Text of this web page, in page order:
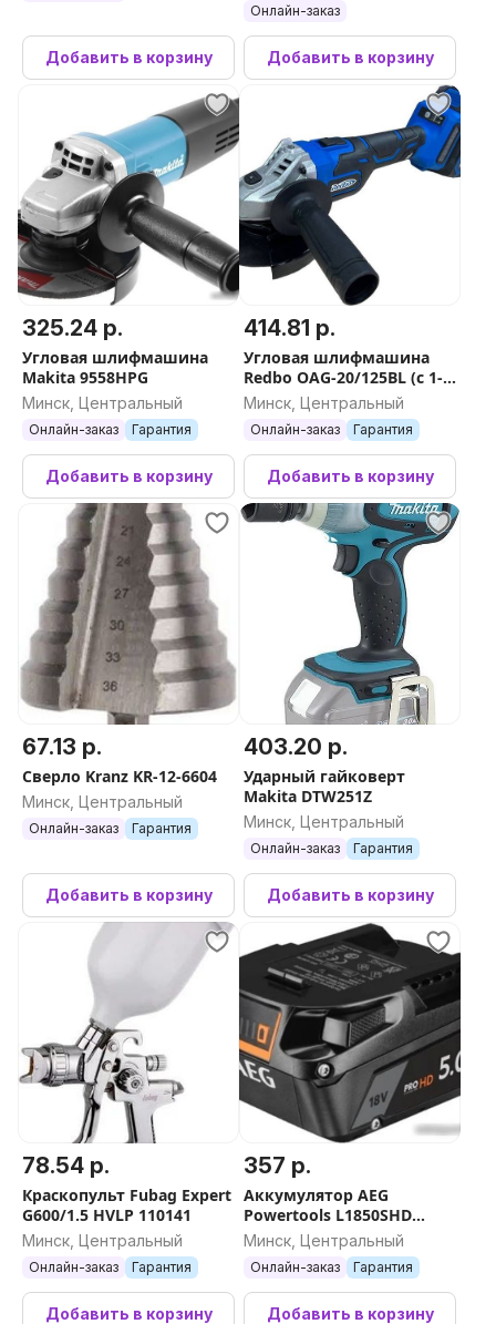
Добавить в корзину
Онлайн-заказ
Добавить в корзину
325.24 р.
Угловая шлифмашина
Makita 9558HPG
Минск, Центральный
Онлайн-заказ Гарантия
Добавить в корзину
414.81 р.
Угловая шлифмашина
Redbo OAG-20/125BL (с 1-м
АКБ, кейс)
Минск, Центральный
Онлайн-заказ Гарантия
Добавить в корзину
67.13 р.
Сверло Kranz KR-12-6604
Минск, Центральный
Онлайн-заказ Гарантия
Добавить в корзину
403.20 р.
Ударный гайковерт
Makita DTW251Z
Минск, Центральный
Онлайн-заказ Гарантия
Добавить в корзину
78.54 р.
Краскопульт Fubag Expert
G600/1.5 HVLP 110141
Минск, Центральный
Онлайн-заказ Гарантия
Добавить в корзину
357 р.
Аккумулятор AEG
Powertools L1850SHD
4935478860 (18В/5 Ah)
Минск, Центральный
Онлайн-заказ Гарантия
Добавить в корзину